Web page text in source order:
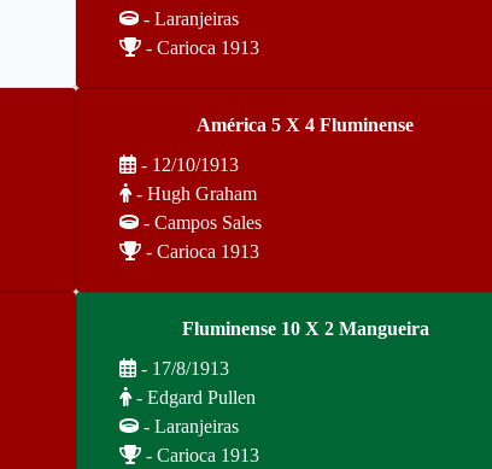
- Laranjeiras
- Carioca 1913
América 5 X 4 Fluminense
- 12/10/1913
- Hugh Graham
- Campos Sales
- Carioca 1913
Fluminense 10 X 2 Mangueira
- 17/8/1913
- Edgard Pullen
- Laranjeiras
- Carioca 1913